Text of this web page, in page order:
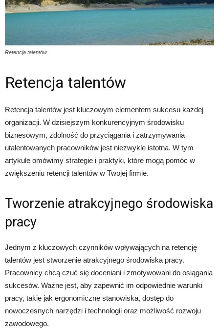
Retencja talentów
Retencja talentów
Retencja talentów jest kluczowym elementem sukcesu każdej
organizacji. W dzisiejszym konkurencyjnym środowisku
biznesowym, zdolność do przyciągania i zatrzymywania
utalentowanych pracowników jest niezwykle istotna. W tym
artykule omówimy strategie i praktyki, które mogą pomóc w
zwiększeniu retencji talentów w Twojej firmie.
Tworzenie atrakcyjnego środowiska
pracy
Jednym z kluczowych czynników wpływających na retencję
talentów jest stworzenie atrakcyjnego środowiska pracy.
Pracownicy chcą czuć się doceniani i zmotywowani do osiągania
sukcesów. Ważne jest, aby zapewnić im odpowiednie warunki
pracy, takie jak ergonomiczne stanowiska, dostęp do
nowoczesnych narzędzi i technologii oraz możliwość rozwoju
zawodowego.